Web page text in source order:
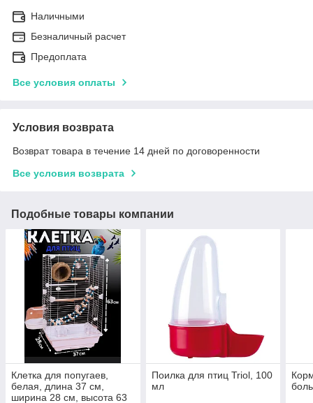
Наличными
Безналичный расчет
Предоплата
Все условия оплаты
Условия возврата
Возврат товара в течение 14 дней по договоренности
Все условия возврата
Подобные товары компании
Клетка для попугаев,
белая, длина 37 см,
ширина 28 см, высота 63
Поилка для птиц Triol, 100
мл